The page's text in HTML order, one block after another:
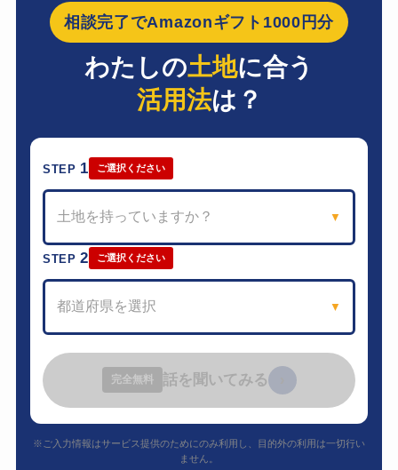
相談完了でAmazonギフト1000円分
わたしの土地に合う
活用法は？
STEP 1 ご選択ください
土地を持っていますか？ ▼
STEP2 ご選択ください
都道府県を選択 ▼
完全無料 話を聞いてみる
※ご入力情報はサービス提供のためにのみ利用し、目的外の利用は一切行い
ません。